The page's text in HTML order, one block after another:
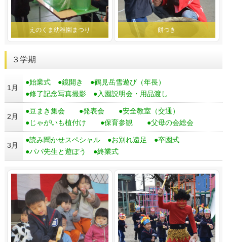
えのくま幼稚園まつり 餅つき
３学期
1月
●始業式 ●鏡開き ●鶴見岳雪遊び（年長）
●修了記念写真撮影 ●入園説明会・用品渡し
2月
●豆まき集会 ●発表会 ●安全教室（交通）
●じゃがいも植付け ●保育参観 ●父母の会総会
3月
●読み聞かせスペシャル ●お別れ遠足 ●卒園式
●パパ先生と遊ぼう ●終業式